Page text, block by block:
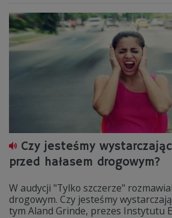
Czy jesteśmy
przed hałasem drogowym?
W audycji "Tylko szczerze"
drogowym. Czy jesteśmy
tym Aland Grinde, prezes Instytutu